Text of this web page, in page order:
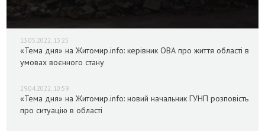
13.05.2022, 13:25
«Тема дня» на Житомир.info: керівник ОВА про життя області в
умовах воєнного стану
29.04.2022, 10:59
«Тема дня» на Житомир.info: новий начальник ГУНП розповість
про ситуацію в області